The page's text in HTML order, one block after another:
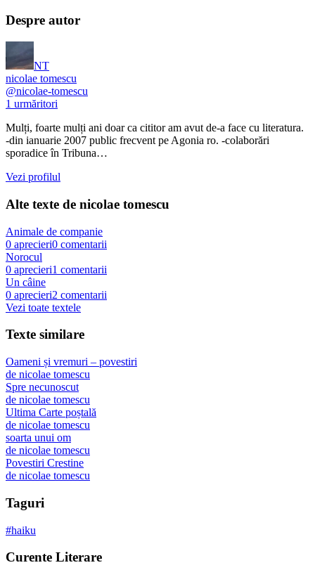
Despre autor
NT
nicolae tomescu
@nicolae-tomescu
1 urmăritori
Mulți, foarte mulți ani doar ca cititor am avut de-a face cu literatura.
-din ianuarie 2007 public frecvent pe Agonia ro. -colaborări
sporadice în Tribuna…
Vezi profilul
Alte texte de nicolae tomescu
Animale de companie
0 aprecieri0 comentarii
Norocul
0 aprecieri1 comentarii
Un câine
0 aprecieri2 comentarii
Vezi toate textele
Texte similare
Oameni și vremuri – povestiri
de nicolae tomescu
Spre necunoscut
de nicolae tomescu
Ultima Carte poștală
de nicolae tomescu
soarta unui om
de nicolae tomescu
Povestiri Crestine
de nicolae tomescu
Taguri
#haiku
Curente Literare